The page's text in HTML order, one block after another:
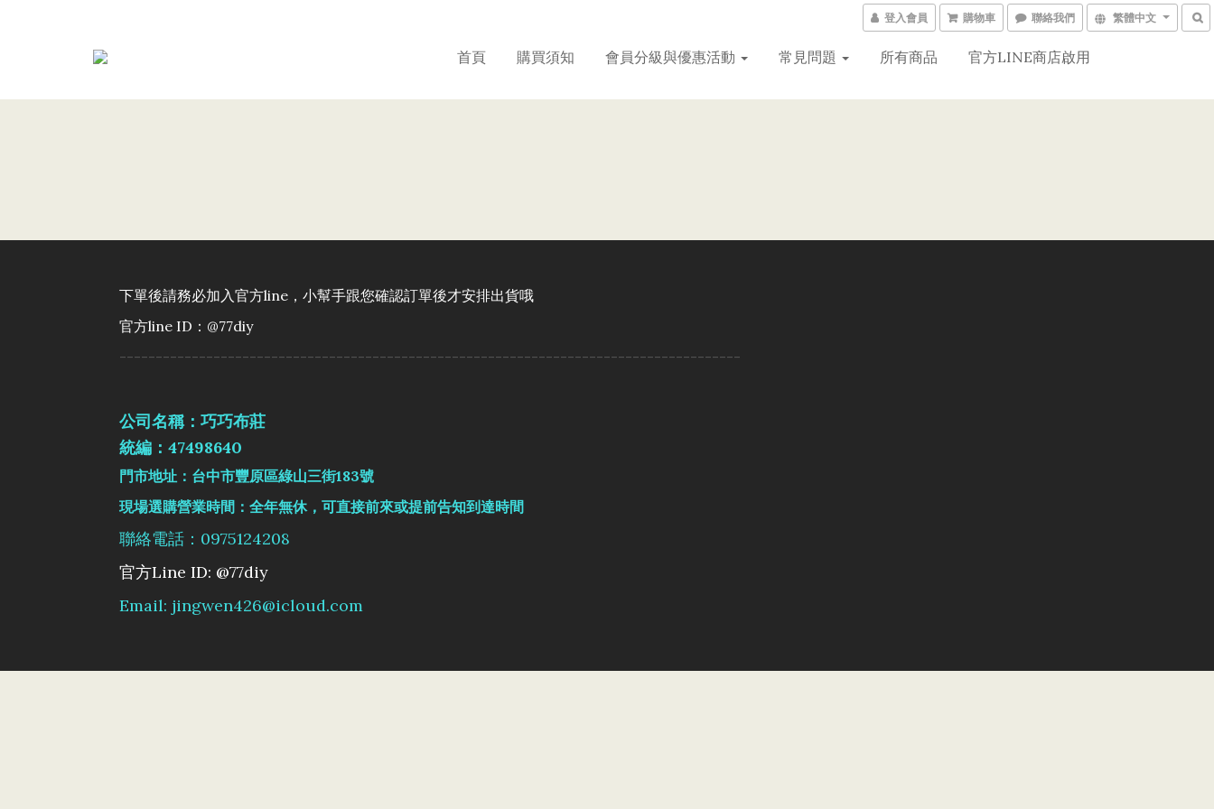
登入會員 購物車 聯絡我們 繁體中文
首頁 購買須知 會員分級與優惠活動 常見問題 所有商品 官方LINE商店啟用
下單後請務必加入官方line，小幫手跟您確認訂單後才安排出貨哦
官方line ID：@77diy
--------------------------------------------------------------------------------------
公司名稱：巧巧布莊
統編：47498640
門市地址：台中市豐原區綠山三街183號
現場選購營業時間：全年無休，可直接前來或提前告知到達時間
聯絡電話：0975124208
官方Line ID: @77diy
Email: jingwen426@icloud.com